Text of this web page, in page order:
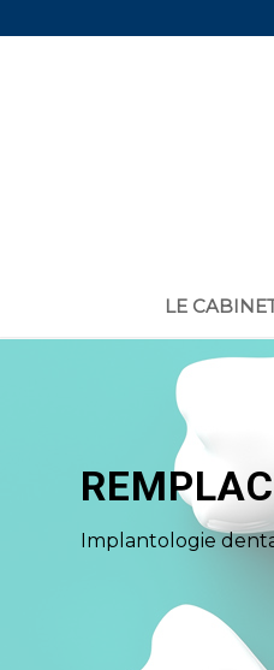
LE
Implantologie